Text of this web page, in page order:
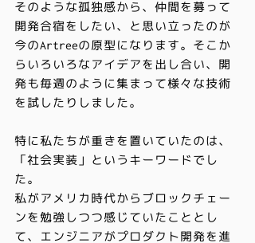
そのような孤独感から、仲間を募って
開発合宿をしたい、と思い立ったのが
今のArtreeの原型になります。そこか
らいろいろなアイデアを出し合い、開
発も毎週のように集まって様々な技術
を試したりしました。
特に私たちが重きを置いていたのは、
「社会実装」というキーワードでし
た。
私がアメリカ時代からブロックチェー
ンを勉強しつつ感じていたこととし
て、エンジニアがプロダクト開発を進